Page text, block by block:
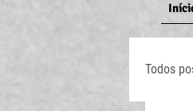
Todos